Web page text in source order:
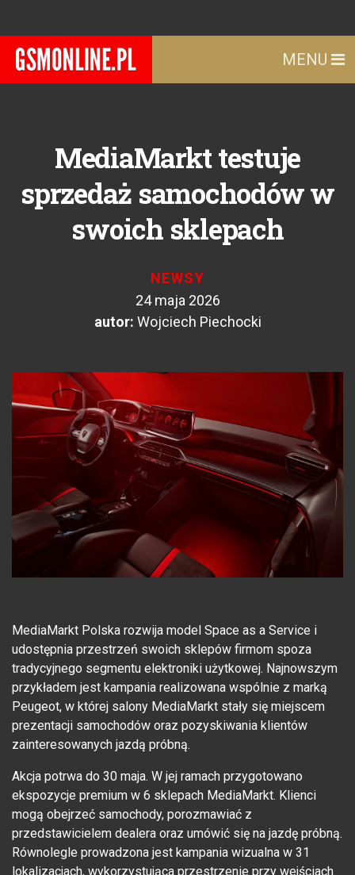
MENU
MediaMarkt testuje
sprzedaż samochodów w
swoich sklepach
NEWSY
24 maja 2026
autor: Wojciech Piechocki
MediaMarkt Polska rozwija model Space as a Service i
udostępnia przestrzeń swoich sklepów firmom spoza
tradycyjnego segmentu elektroniki użytkowej. Najnowszym
przykładem jest kampania realizowana wspólnie z marką
Peugeot, w której salony MediaMarkt stały się miejscem
prezentacji samochodów oraz pozyskiwania klientów
zainteresowanych jazdą próbną.
Akcja potrwa do 30 maja. W jej ramach przygotowano
ekspozycje premium w 6 sklepach MediaMarkt. Klienci
mogą obejrzeć samochody, porozmawiać z
przedstawicielem dealera oraz umówić się na jazdę próbną.
Równolegle prowadzona jest kampania wizualna w 31
lokalizacjach, wykorzystująca przestrzenie przy wejściach